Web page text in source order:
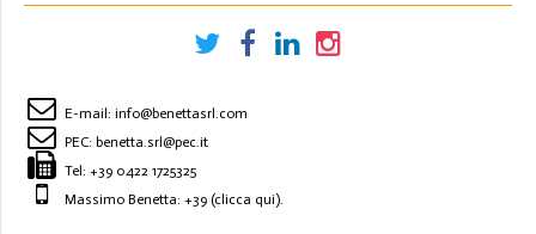
E-mail: info@benettasrl.com
PEC: benetta.srl@pec.it
Tel: +39 0422 1725325
Massimo Benetta: +39 (clicca qui).